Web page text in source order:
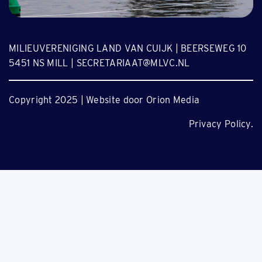
MILIEUVERENIGING LAND VAN CUIJK | BEERSEWEG 10
5451 NS MILL | SECRETARIAAT@MLVC.NL
Copyright 2025 | Website door Orion Media
Privacy Policy.